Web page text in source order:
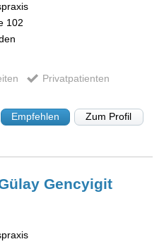
102
Privatpatienten
Empfehlen Zum Profil
Gencyigit